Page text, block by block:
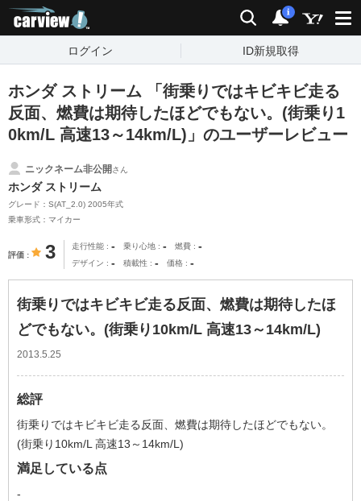
検索 通知
i
ログイン ID新規取得
ホンダ ストリーム 「街乗りではキビキビ走る
反面、燃費は期待したほどでもない。(街乗り1
0km/L 高速13～14km/L)」のユーザーレビュー
ニックネーム非公開さん
ホンダ ストリーム
グレード：S(AT_2.0) 2005年式
乗車形式：マイカー
評価 3 走行性能 - 乗り心地 - 燃費 -
デザイン - 積載性 - 価格 -
街乗りではキビキビ走る反面、燃費は期待したほ
どでもない。(街乗り10km/L 高速13～14km/L)
2013.5.25
総評
街乗りではキビキビ走る反面、燃費は期待したほどでもない。
(街乗り10km/L 高速13～14km/L)
満足している点
-